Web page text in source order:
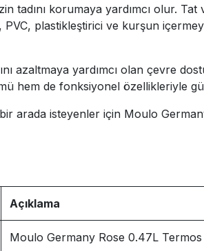
korumaya yardımcı olur.
plastikleştirici ve kurşun
azaltmaya yardımcı olan çevre
hem de fonksiyonel özellikleriyle
bir arada isteyenler için Moulo
Açıklama
Moulo Germany Rose 0.47L Termos